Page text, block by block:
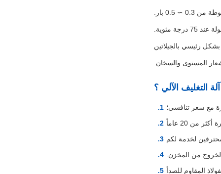
∼ 0.5 بار.
مئوية.
بشكل رئيسي بالجيلاتين
المستوى والسخان.
التغليف الآلي ؟
مع سعر تنافسي؛
أكثر من 20 عاماً
لخدمة لكم
من المخزن.